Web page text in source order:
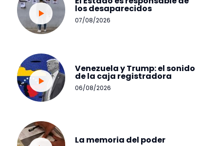
los desaparecidos
07/08/2026
Venezuela y Trump: el sonido
de la caja registradora
06/08/2026
La memoria del poder